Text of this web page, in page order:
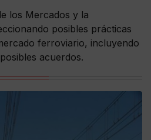
los Mercados y la
posibles prácticas
ferroviario, incluyendo
acuerdos.